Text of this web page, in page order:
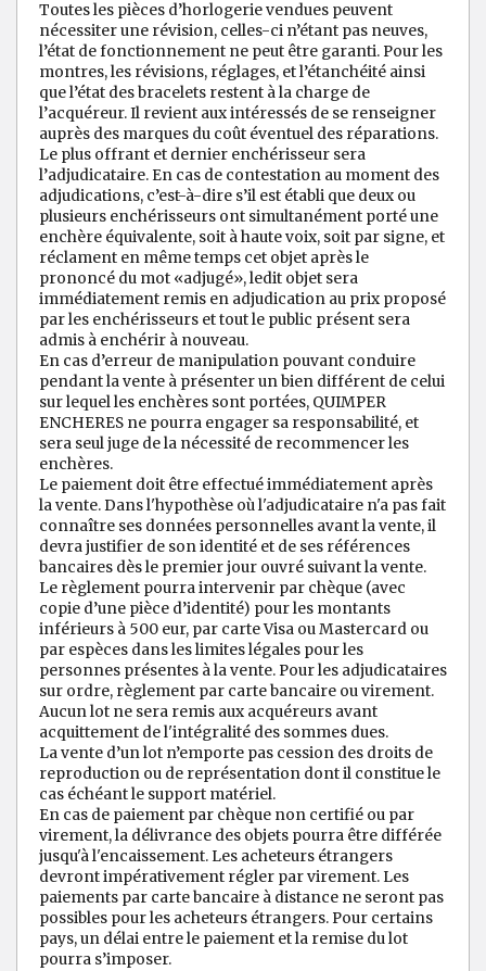
Toutes les pièces d’horlogerie vendues peuvent
nécessiter une révision, celles-ci n’étant pas neuves,
l’état de fonctionnement ne peut être garanti. Pour les
montres, les révisions, réglages, et l’étanchéité ainsi
que l’état des bracelets restent à la charge de
l’acquéreur. Il revient aux intéressés de se renseigner
auprès des marques du coût éventuel des réparations.
Le plus offrant et dernier enchérisseur sera
l’adjudicataire. En cas de contestation au moment des
adjudications, c’est-à-dire s’il est établi que deux ou
plusieurs enchérisseurs ont simultanément porté une
enchère équivalente, soit à haute voix, soit par signe, et
réclament en même temps cet objet après le
prononcé du mot «adjugé», ledit objet sera
immédiatement remis en adjudication au prix proposé
par les enchérisseurs et tout le public présent sera
admis à enchérir à nouveau.
En cas d’erreur de manipulation pouvant conduire
pendant la vente à présenter un bien différent de celui
sur lequel les enchères sont portées, QUIMPER
ENCHERES ne pourra engager sa responsabilité, et
sera seul juge de la nécessité de recommencer les
enchères.
Le paiement doit être effectué immédiatement après
la vente. Dans l'hypothèse où l'adjudicataire n'a pas fait
connaître ses données personnelles avant la vente, il
devra justifier de son identité et de ses références
bancaires dès le premier jour ouvré suivant la vente.
Le règlement pourra intervenir par chèque (avec
copie d’une pièce d’identité) pour les montants
inférieurs à 500 eur, par carte Visa ou Mastercard ou
par espèces dans les limites légales pour les
personnes présentes à la vente. Pour les adjudicataires
sur ordre, règlement par carte bancaire ou virement.
Aucun lot ne sera remis aux acquéreurs avant
acquittement de l'intégralité des sommes dues.
La vente d’un lot n’emporte pas cession des droits de
reproduction ou de représentation dont il constitue le
cas échéant le support matériel.
En cas de paiement par chèque non certifié ou par
virement, la délivrance des objets pourra être différée
jusqu'à l'encaissement. Les acheteurs étrangers
devront impérativement régler par virement. Les
paiements par carte bancaire à distance ne seront pas
possibles pour les acheteurs étrangers. Pour certains
pays, un délai entre le paiement et la remise du lot
pourra s’imposer.